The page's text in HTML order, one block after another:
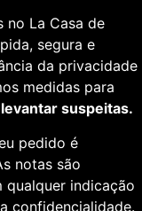
no La Casa de
segura e
da privacidade
medidas para
suspeitas.
pedido é
notas são
qualquer indicação
confidencialidade.